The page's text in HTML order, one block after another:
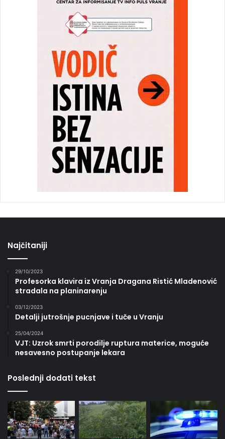
Najčitaniji
29/10/2023
Profesorka klavira iz Vranja Dragana Ristić Mladenović
stradala na planinarenju
03/12/2023
Detalji jutrošnje pucnjave i tuče u Vranju
25/04/2024
VJT: Uzrok smrti porodilje ruptura materice, moguće
nesavesno postupanje lekara
Poslednji dodati tekst